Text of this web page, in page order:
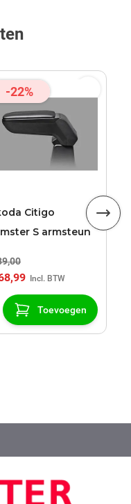
-22%
Citigo
S armsteun
Toevoegen